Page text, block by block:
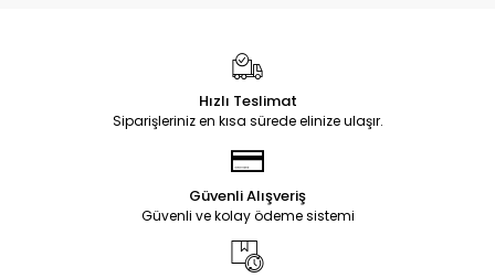
Hızlı Teslimat
Siparişleriniz en kısa sürede elinize ulaşır.
Güvenli Alışveriş
Güvenli ve kolay ödeme sistemi